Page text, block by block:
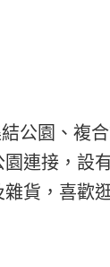
公園、複
園連接，
貨，喜歡